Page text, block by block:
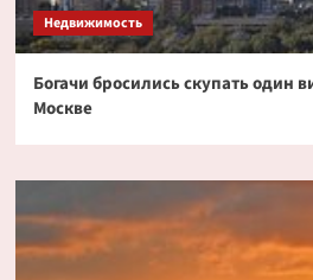
Недвижимость
Богачи бросились скупать один
Москве